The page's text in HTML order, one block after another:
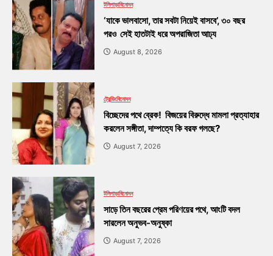
টলিপাড়াবিনোদন
‘যাকে ভালবাসো, তার সবটা নিয়েই বাসবে’, ৩০ বছর
পরও সেই হাতটাই ধরে অপরাজিতা আঢ্য
August 8, 2026
ট্রেন্ডিংবিনোদন
বিচ্ছেদের পথে ব্রেক! বিজয়ের বিরুদ্ধে মামলা প্রত্যাহার
করলেন সঙ্গীতা, দাম্পত্যে কি বরফ গলছে?
August 7, 2026
টলিপাড়াবিনোদন
সাড়ে তিন বছরের প্রেম পরিণয়ের পথে, আংটি বদল
সারলেন অনুভব-অনুষ্কা
August 7, 2026